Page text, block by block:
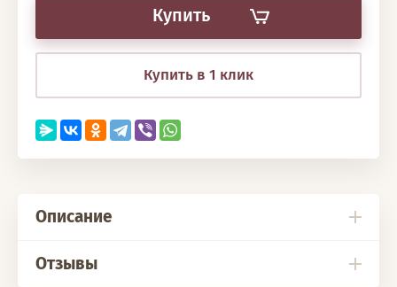
Купить
Купить в 1 клик
Описание
Отзывы